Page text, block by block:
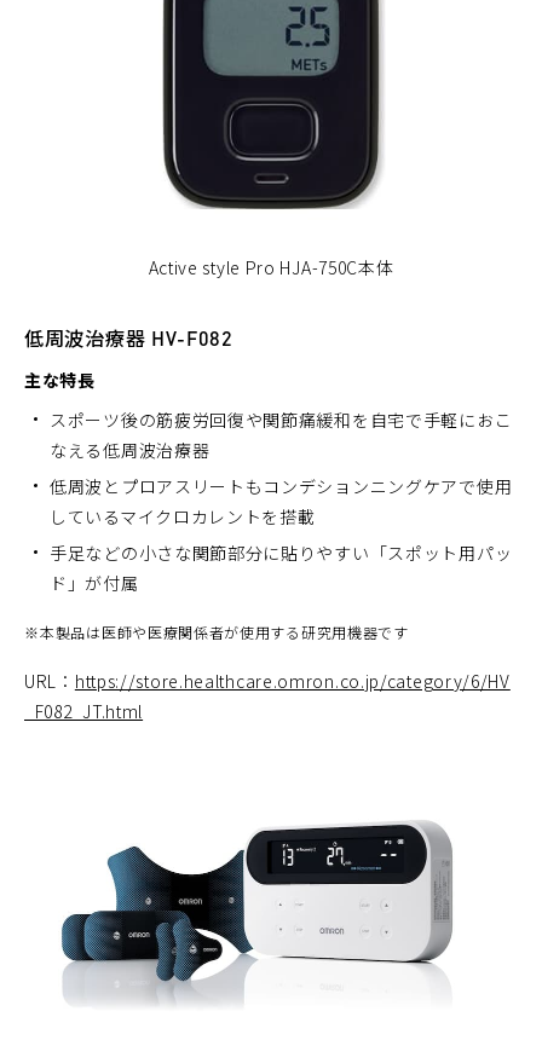
Active style Pro HJA-750C本体
低周波治療器 HV-F082
主な特長
スポーツ後の筋疲労回復や関節痛緩和を自宅で手軽におこ
なえる低周波治療器
低周波とプロアスリートもコンデションニングケアで使用
しているマイクロカレントを搭載
手足などの小さな関節部分に貼りやすい「スポット用パッ
ド」が付属
※本製品は医師や医療関係者が使用する研究用機器です
URL： https://store.healthcare.omron.co.jp/category/6/HV
_F082_JT.html